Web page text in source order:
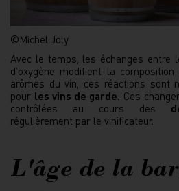
©Michel Joly
Avec le temps, les échanges entre
d’oxygène modifient la
arômes du vin, ces réactions sont
pour les vins de garde. Ces
contrôlées au cours des
régulièrement par le vinificateur.
L'âge de la